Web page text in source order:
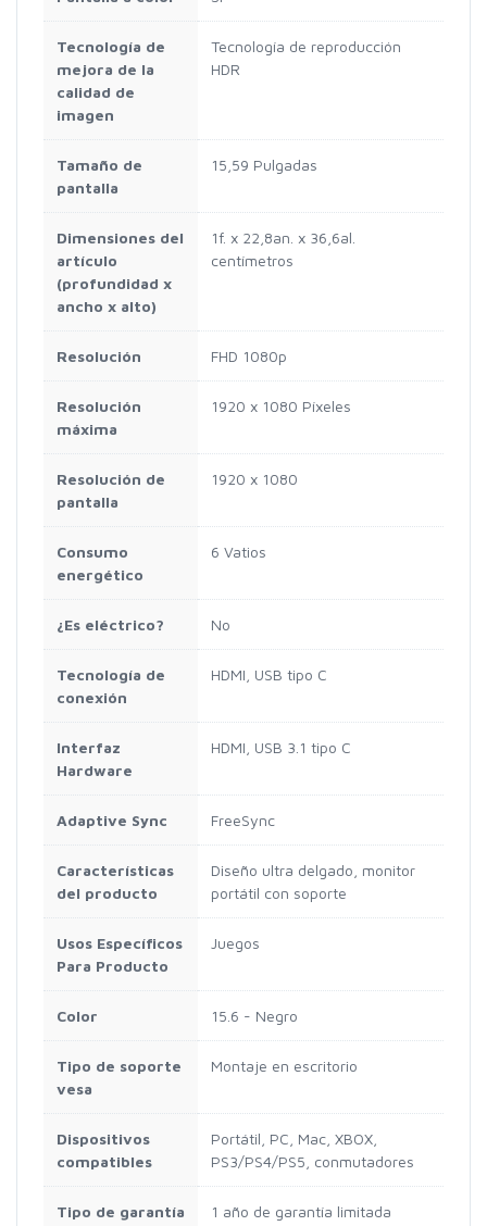
Tecnología de
mejora de la
calidad de
imagen
Tecnología de reproducción
HDR
Tamaño de
pantalla
15,59 Pulgadas
Dimensiones del
artículo
(profundidad x
ancho x alto)
1f. x 22,8an. x 36,6al.
centímetros
Resolución FHD 1080p
Resolución
máxima
1920 x 1080 Píxeles
Resolución de
pantalla
1920 x 1080
Consumo
energético
6 Vatios
¿Es eléctrico? No
Tecnología de
conexión
HDMI, USB tipo C
Interfaz
Hardware
HDMI, USB 3.1 tipo C
Adaptive Sync FreeSync
Características
del producto
Diseño ultra delgado, monitor
portátil con soporte
Usos Específicos
Para Producto
Juegos
Color 15.6 - Negro
Tipo de soporte
vesa
Montaje en escritorio
Dispositivos
compatibles
Portátil, PC, Mac, XBOX,
PS3/PS4/PS5, conmutadores
Tipo de garantía 1 año de garantía limitada